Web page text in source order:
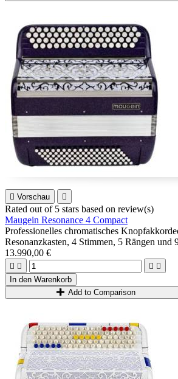
 Vorschau 
Rated out of 5 stars based on review(s)
Maugein Resonance 4 Compact
Professionelles chromatisches
Resonanzkasten, 4 Stimmen, 5 Rängen und
Hergestellt in der reinen Maugein -Tradition:
Musik, Holzetui ...
Ideal für fortgeschrittene oder professionelle
vielseitiges Akkordeon suchen (Jazz,
Möglichkeiten)
13.990,00 €
   
In den Warenkorb
Add to Comparison